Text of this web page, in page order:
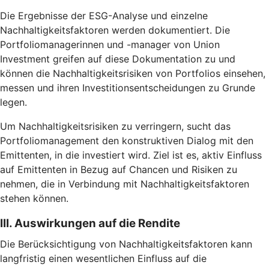
Die Ergebnisse der ESG-Analyse und einzelne
Nachhaltigkeitsfaktoren werden dokumentiert. Die
Portfoliomanagerinnen und -manager von Union
Investment greifen auf diese Dokumentation zu und
können die Nachhaltigkeitsrisiken von Portfolios einsehen,
messen und ihren Investitionsentscheidungen zu Grunde
legen.
Um Nachhaltigkeitsrisiken zu verringern, sucht das
Portfoliomanagement den konstruktiven Dialog mit den
Emittenten, in die investiert wird. Ziel ist es, aktiv Einfluss
auf Emittenten in Bezug auf Chancen und Risiken zu
nehmen, die in Verbindung mit Nachhaltigkeitsfaktoren
stehen können.
III. Auswirkungen auf die Rendite
Die Berücksichtigung von Nachhaltigkeitsfaktoren kann
langfristig einen wesentlichen Einfluss auf die